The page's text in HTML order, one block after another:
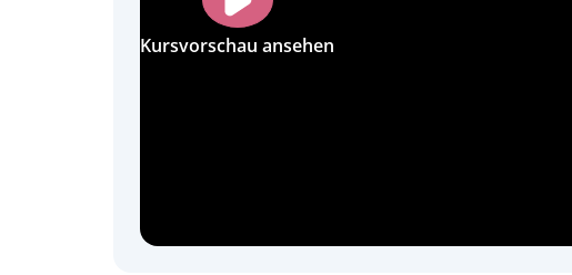
Kursvorschau ansehen